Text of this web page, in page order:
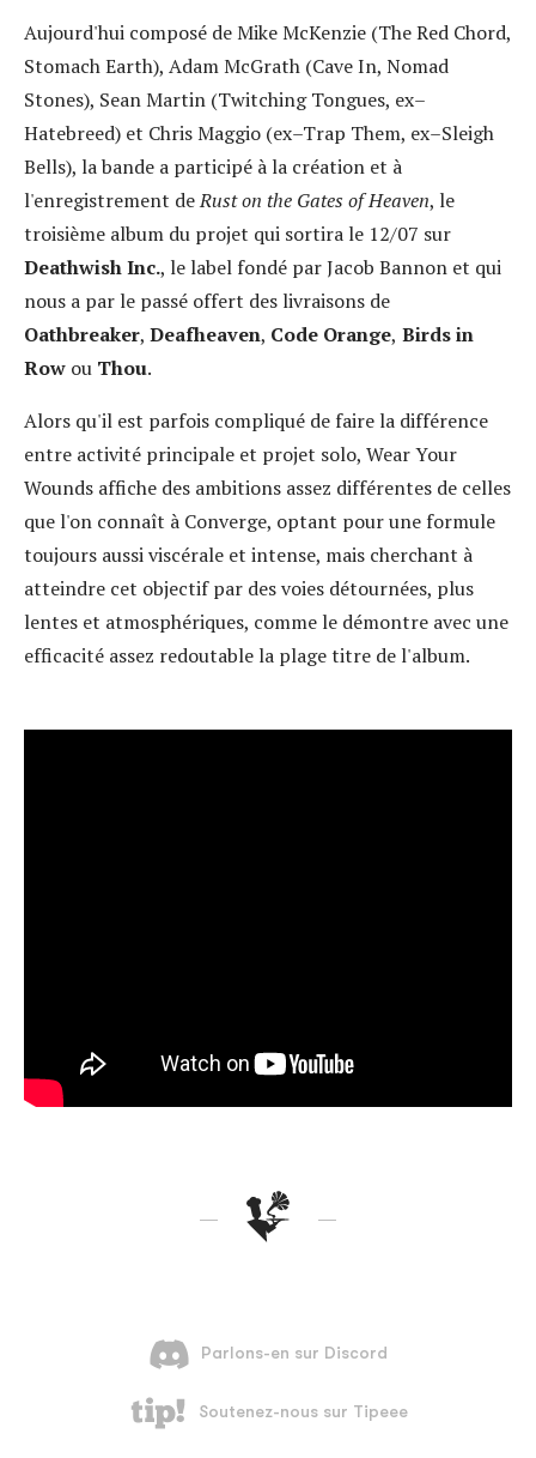
Aujourd'hui composé de Mike McKenzie (The Red Chord,
Stomach Earth), Adam McGrath (Cave In, Nomad
Stones), Sean Martin (Twitching Tongues, ex–
Hatebreed) et Chris Maggio (ex–Trap Them, ex–Sleigh
Bells), la bande a participé à la création et à
l'enregistrement deRust on the Gates of Heaven, le
troisième album du projet qui sortira le 12/07 sur
Deathwish Inc., le label fondé par Jacob Bannon et qui
nous a par le passé offert des livraisons de
Oathbreaker, Deafheaven, Code Orange, Birds in
Row ou Thou.
Alors qu'il est parfois compliqué de faire la différence
entre activité principale et projet solo, Wear Your
Wounds affiche des ambitions assez différentes de celles
que l'on connaît à Converge, optant pour une formule
toujours aussi viscérale et intense, mais cherchant à
atteindre cet objectif par des voies détournées, plus
lentes et atmosphériques, comme le démontre avec une
efficacité assez redoutable la plage titre de l'album.